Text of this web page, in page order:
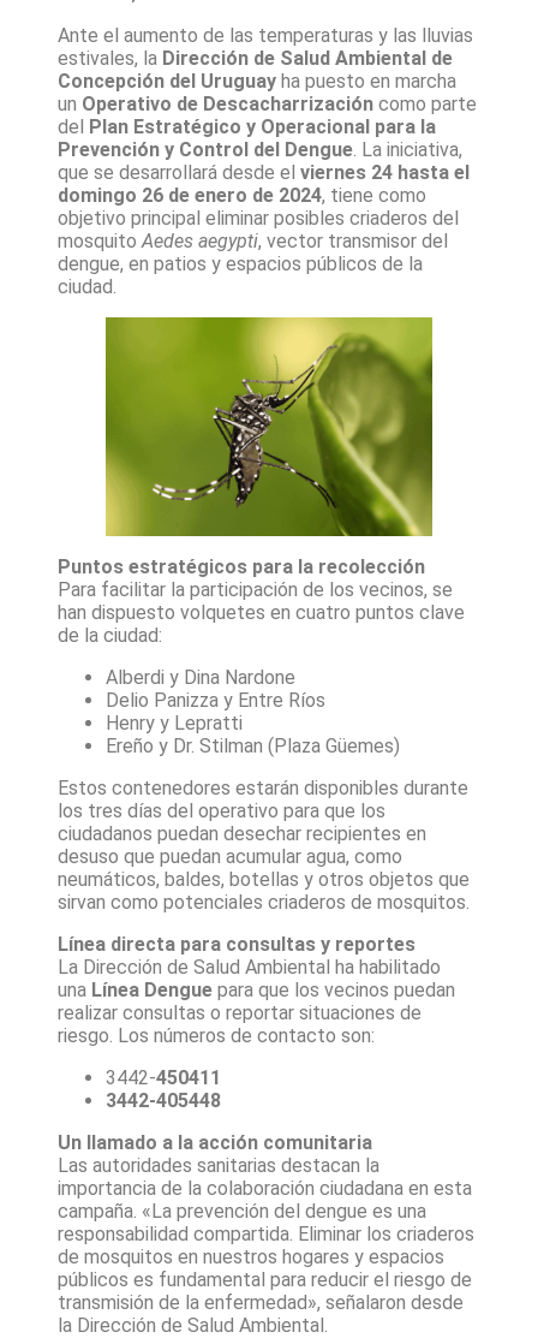
Ante el aumento de las temperaturas y las lluvias
estivales, la Dirección de Salud Ambiental de
Concepción del Uruguay ha puesto en marcha
un Operativo de Descacharrización como parte
del
Plan Estratégico y Operacional para la
Prevención y Control del Dengue. La iniciativa,
que se desarrollará desde el viernes 24 hasta el
domingo 26 de enero de 2024, tiene como
objetivo principal eliminar posibles criaderos del
mosquitoAedes aegypti, vector transmisor del
dengue, en patios y espacios públicos de la
ciudad.
Puntos estratégicos para la recolección
Para facilitar la participación de los vecinos, se
han dispuesto volquetes en cuatro puntos clave
de la ciudad:
Alberdi y Dina Nardone
Delio Panizza y Entre Ríos
Henry y Lepratti
Ereño y Dr. Stilman (Plaza Güemes)
Estos contenedores estarán disponibles durante
los tres días del operativo para que los
ciudadanos puedan desechar recipientes en
desuso que puedan acumular agua, como
neumáticos, baldes, botellas y otros objetos que
sirvan como potenciales criaderos de mosquitos.
Línea directa para consultas y reportes
La Dirección de Salud Ambiental ha habilitado
una Línea Dengue para que los vecinos puedan
realizar consultas o reportar situaciones de
riesgo. Los números de contacto son:
3442-450411
3442-405448
Un llamado a la acción comunitaria
Las autoridades sanitarias destacan la
importancia de la colaboración ciudadana en esta
campaña. «La prevención del dengue es una
responsabilidad compartida. Eliminar los criaderos
de mosquitos en nuestros hogares y espacios
públicos es fundamental para reducir el riesgo de
transmisión de la enfermedad», señalaron desde
la Dirección de Salud Ambiental.